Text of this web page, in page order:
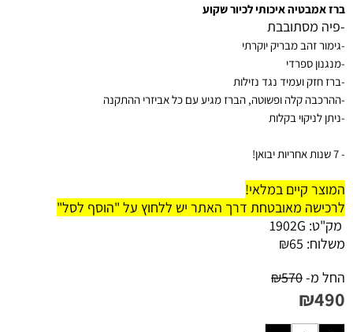
ברז אמבטיה איכותי לכיור שקוע
-פיה מסתובבת
-גימור זהב מבריק יוקרתי
-מנגנון ספרדי
-ברז חזק ועמיד נגד נזילות
-ההרכבה קלה ופשוטה, הברז מגיע עם כל אביזרי ההתקנה
-ניתן לניקוי בקלות
- 7 שנות אחריות יבואן!
המוצר קיים במלאי!
לרכישה מאובטחת דרך האתר יש ללחוץ על "הוסף לסל"
מק"ט: 1902G
משלוח:
₪65
החל מ-
₪570
₪490